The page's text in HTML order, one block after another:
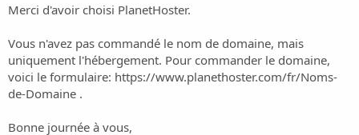
Montant: €34.20 EUR
mais jusqu'a present mon nom de domaine n'est pas activè.
Si vous pouvez m'aider c'est urgent SVP.
merci d'avance.
Merci d'avoir choisi PlanetHoster.
Vous n'avez pas commandé le nom de domaine, mais
uniquement l'hébergement. Pour commander le domaine,
voici le formulaire: https://www.planethoster.com/fr/Noms-
de-Domaine .
Bonne journée à vous,